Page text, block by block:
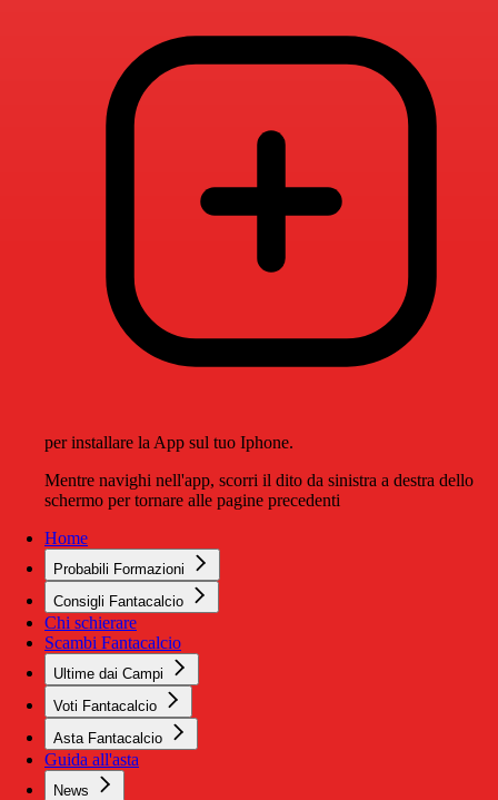
per installare la App sul tuo Iphone.
Mentre navighi nell'app, scorri il dito da sinistra a destra dello
schermo per tornare alle pagine precedenti
Home
Probabili Formazioni
Consigli Fantacalcio
Chi schierare
Scambi Fantacalcio
Ultime dai Campi
Voti Fantacalcio
Asta Fantacalcio
Guida all'asta
News